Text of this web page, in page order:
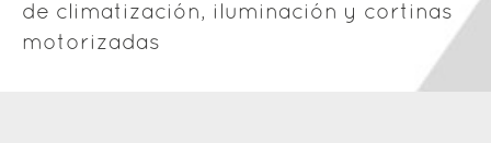
de climatización, iluminación y cortinas
motorizadas